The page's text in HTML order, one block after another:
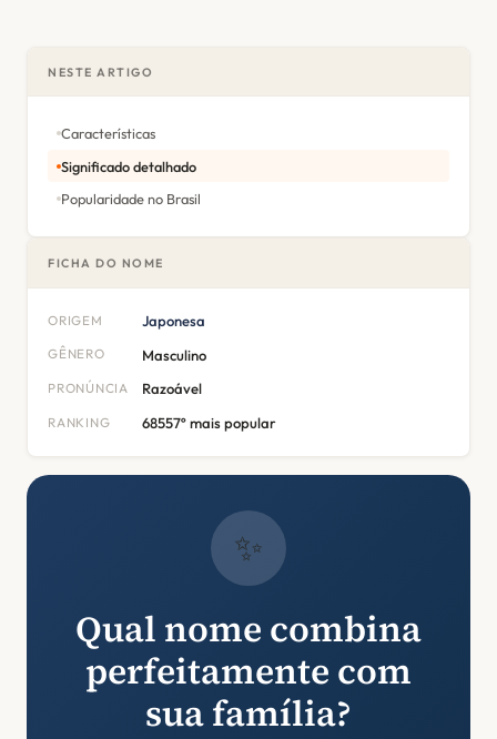
NESTE ARTIGO
Características
Significado detalhado
Popularidade no Brasil
FICHA DO NOME
ORIGEM Japonesa
GÊNERO Masculino
PRONÚNCIA Razoável
RANKING 68557º mais popular
✨
Qual nome combina
perfeitamente com
sua família?